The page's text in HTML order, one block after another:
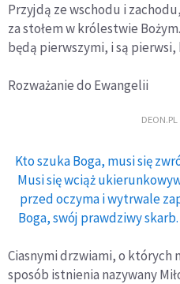
Przyjdą ze wschodu i
za stołem w królestwie
będą pierwszymi, i są
Rozważanie do Ewangelii
Kto szuka Boga, musi się
Musi się wciąż
przed oczyma i wytrwale
Boga, swój prawdziwy
Ciasnymi drzwiami, o których
sposób istnienia nazywany